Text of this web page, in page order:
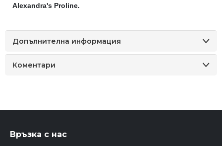
Alexandra's Proline.
Допълнителна информация
Коментари
Връзка с нас